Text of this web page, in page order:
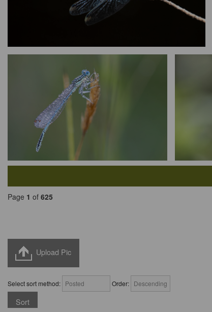
Page 1 of 625
Upload Pic
Select sort method: Order: